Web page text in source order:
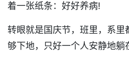
着一张纸条：好好养病!
转眼就是国庆节，班里，系里
够下地，只好一个人安静地躺